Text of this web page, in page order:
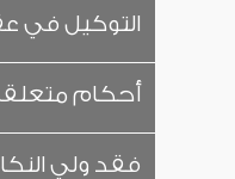
التوكيل في
أحكام متعلقة
فقد ولي